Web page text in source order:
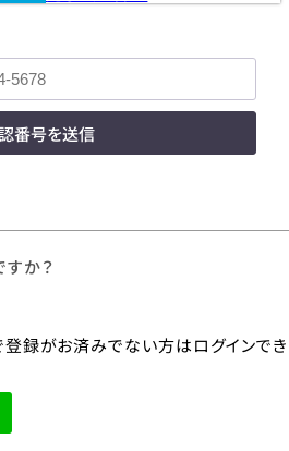
番号を送信
か？
録がお済みでない方はログインで